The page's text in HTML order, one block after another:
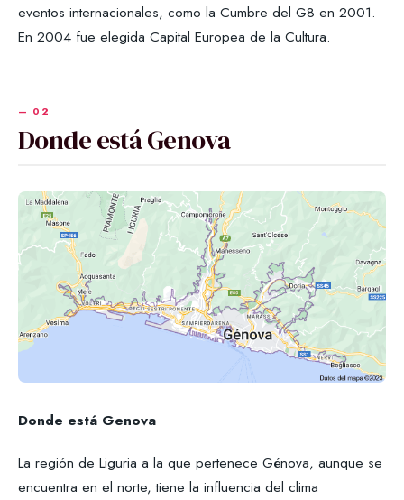
eventos internacionales, como la Cumbre del G8 en 2001.
En 2004 fue elegida Capital Europea de la Cultura.
Donde está Genova
Donde está Genova
La región de Liguria a la que pertenece Génova, aunque se
encuentra en el norte, tiene la influencia del clima